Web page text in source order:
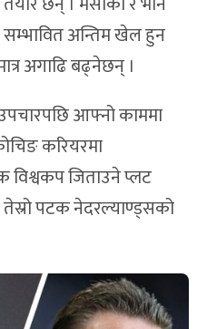
सम्भावित अन्तिम खेल हुन
अगाढि बढ्नेछन् ।
आफ्नो काममा
करियरमा
विश्वकप जिताउने प्लट
पटक नेदरल्याण्ड्सको